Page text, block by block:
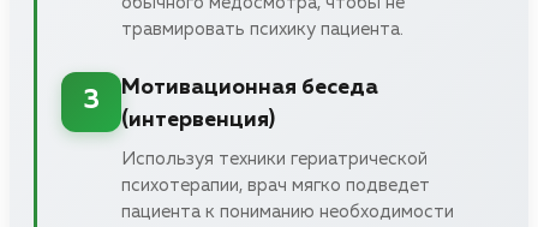
травмировать психику пациента.
3
Мотивационная беседа
(интервенция)
Используя техники гериатрической
психотерапии, врач мягко подведет
пациента к пониманию необходимости